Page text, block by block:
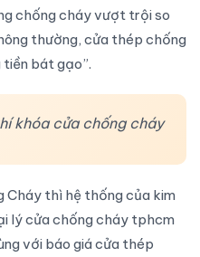
chống cháy vượt trội so
thường, cửa thép chống
bát gạo”.
khóa cửa chống cháy
Cháy thì hệ thống của kim
lý cửa chống cháy tphcm
với báo giá cửa thép